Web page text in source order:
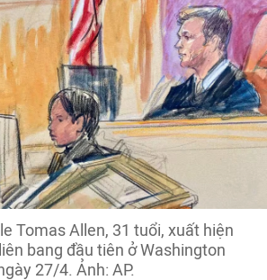
Tomas Allen, 31 tuổi, xuất hiện
bang đầu tiên ở Washington
27/4. Ảnh: AP.